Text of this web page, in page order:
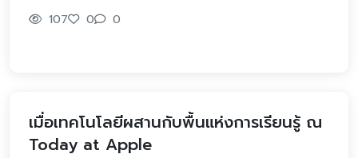
107 0 0
เมื่อเทคโนโลยีผสานกับพื้นแห่งการเรียนรู้ ณ
Today at Apple